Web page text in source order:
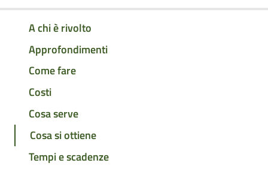
A chi è rivolto
Approfondimenti
Come fare
Costi
Cosa serve
Cosa si ottiene
Tempi e scadenze